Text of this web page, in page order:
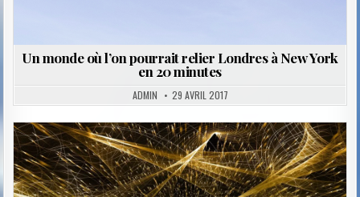
Un monde où l’on pourrait relier Londres à New York
en 20 minutes
ADMIN 29 AVRIL 2017
Posted
in